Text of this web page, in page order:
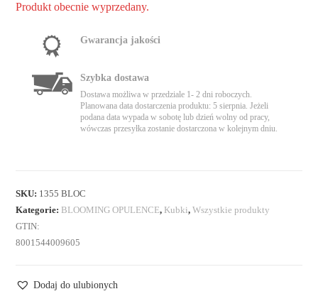
Produkt obecnie wyprzedany.
Gwarancja jakości
Szybka dostawa
Dostawa możliwa w przedziale 1- 2 dni roboczych.
Planowana data dostarczenia produktu: 5 sierpnia. Jeżeli
podana data wypada w sobotę lub dzień wolny od pracy,
wówczas przesyłka zostanie dostarczona w kolejnym dniu.
SKU: 1355 BLOC
Kategorie: BLOOMING OPULENCE, Kubki,Wszystkie produkty
GTIN:
8001544009605
Dodaj do ulubionych